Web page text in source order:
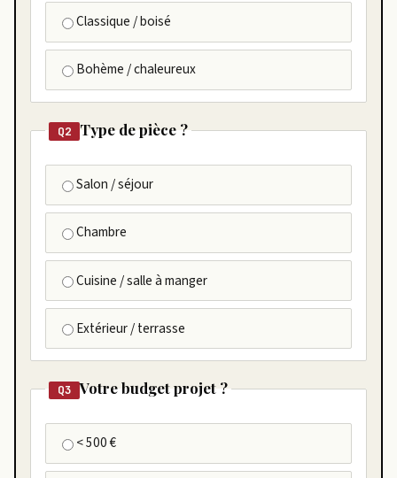
Classique / boisé
Bohème / chaleureux
Q2 Type de pièce ?
Salon / séjour
Chambre
Cuisine / salle à manger
Extérieur / terrasse
Q3 Votre budget projet ?
< 500 €